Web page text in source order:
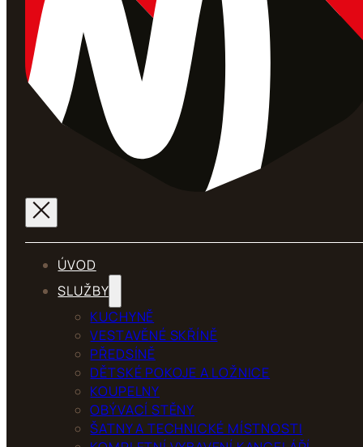
ÚVOD
SLUŽBY
KUCHYNĚ
VESTAVĚNÉ SKŘÍNĚ
PŘEDSÍNĚ
DĚTSKÉ POKOJE A LOŽNICE
KOUPELNY
OBÝVACÍ STĚNY
ŠATNY A TECHNICKÉ MÍSTNOSTI